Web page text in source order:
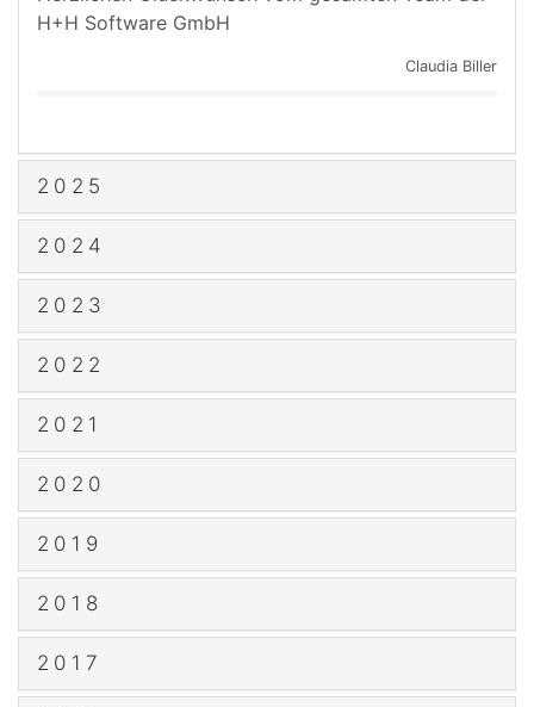
H+H Software GmbH
Claudia Biller
2025
2024
2023
2022
2021
2020
2019
2018
2017